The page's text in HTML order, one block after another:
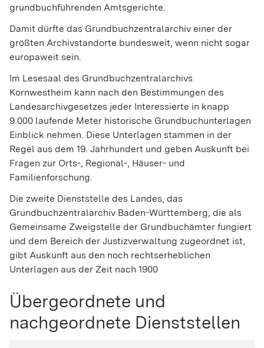
grundbuchführenden Amtsgerichte.
Damit dürfte das Grundbuchzentralarchiv einer der
größten Archivstandorte bundesweit, wenn nicht sogar
europaweit sein.
Im Lesesaal des Grundbuchzentralarchivs
Kornwestheim kann nach den Bestimmungen des
Landesarchivgesetzes jeder Interessierte in knapp
9.000 laufende Meter historische Grundbuchunterlagen
Einblick nehmen. Diese Unterlagen stammen in der
Regel aus dem 19. Jahrhundert und geben Auskunft bei
Fragen zur Orts-, Regional-, Häuser- und
Familienforschung.
Die zweite Dienststelle des Landes, das
Grundbuchzentralarchiv Baden-Württemberg, die als
Gemeinsame Zweigstelle der Grundbuchämter fungiert
und dem Bereich der Justizverwaltung zugeordnet ist,
gibt Auskunft aus den noch rechtserheblichen
Unterlagen aus der Zeit nach 1900
Übergeordnete und
nachgeordnete Dienststellen